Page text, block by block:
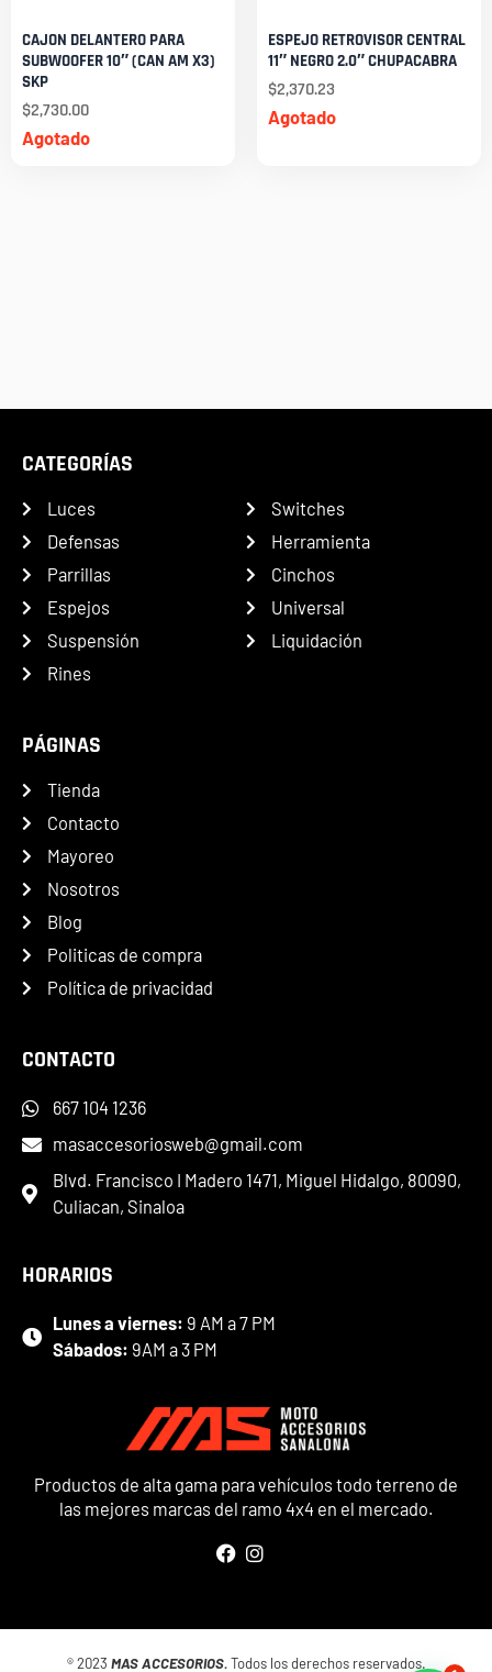
Agotado
CAJON DELANTERO PARA
SUBWOOFER 10″ (CAN AM X3)
SKP
$2,730.00 Agotado
ESPEJO RETROVISOR CENTRAL
11″ NEGRO 2.0″ CHUPACABRA
$2,370.23
Productos de alta gama para vehículos todo terreno de
las mejores marcas del ramo 4x4 en el mercado.
CATEGORÍAS
Luces
Defensas
Parrillas
Espejos
Suspensión
Rines
Switches
Herramienta
Cinchos
Universal
Liquidación
PÁGINAS
Tienda
Contacto
Mayoreo
Nosotros
Blog
Politicas de compra
Política de privacidad
CONTACTO
667 104 1236
masaccesoriosweb@gmail.com
Blvd. Francisco I Madero 1471, Miguel Hidalgo, 80090,
Culiacan, Sinaloa
HORARIOS
Lunes a viernes: 9 AM a 7 PM
Sábados: 9AM a 3 PM
® 2023 MAS ACCESORIOS.Todos los derechos reservados.